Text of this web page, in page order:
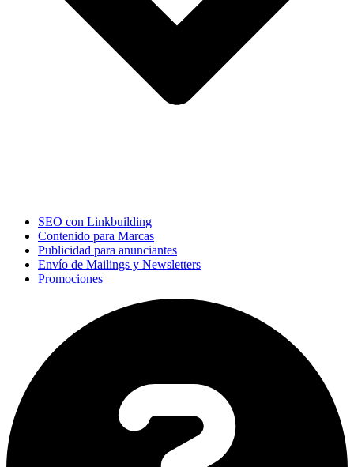
SEO con Linkbuilding
Contenido para Marcas
Publicidad para anunciantes
Envío de Mailings y Newsletters
Promociones